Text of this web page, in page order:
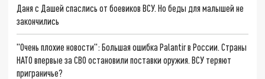
Даня с Дашей спаслись от боевиков ВСУ. Но беды для малышей не
закончились
"Очень плохие новости": Большая ошибка Palantir в России. Страны
НАТО впервые за СВО остановили поставки оружия. ВСУ теряют
приграничье?